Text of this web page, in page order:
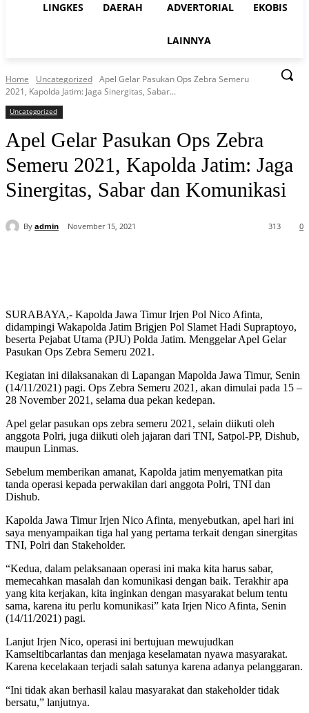
LINGKES DAERAH ADVERTORIAL EKOBIS
LAINNYA
Home Uncategorized Apel Gelar Pasukan Ops Zebra Semeru
2021, Kapolda Jatim: Jaga Sinergitas, Sabar...
Uncategorized
Apel Gelar Pasukan Ops Zebra
Semeru 2021, Kapolda Jatim: Jaga
Sinergitas, Sabar dan Komunikasi
By admin November 15, 2021 0
313
SURABAYA,- Kapolda Jawa Timur Irjen Pol Nico Afinta,
didampingi Wakapolda Jatim Brigjen Pol Slamet Hadi Supraptoyo,
beserta Pejabat Utama (PJU) Polda Jatim. Menggelar Apel Gelar
Pasukan Ops Zebra Semeru 2021.
Kegiatan ini dilaksanakan di Lapangan Mapolda Jawa Timur, Senin
(14/11/2021) pagi. Ops Zebra Semeru 2021, akan dimulai pada 15 –
28 November 2021, selama dua pekan kedepan.
Apel gelar pasukan ops zebra semeru 2021, selain diikuti oleh
anggota Polri, juga diikuti oleh jajaran dari TNI, Satpol-PP, Dishub,
maupun Linmas.
Sebelum memberikan amanat, Kapolda jatim menyematkan pita
tanda operasi kepada perwakilan dari anggota Polri, TNI dan
Dishub.
Kapolda Jawa Timur Irjen Nico Afinta, menyebutkan, apel hari ini
saya menyampaikan tiga hal yang pertama terkait dengan sinergitas
TNI, Polri dan Stakeholder.
“Kedua, dalam pelaksanaan operasi ini maka kita harus sabar,
memecahkan masalah dan komunikasi dengan baik. Terakhir apa
yang kita kerjakan, kita inginkan dengan masyarakat belum tentu
sama, karena itu perlu komunikasi” kata Irjen Nico Afinta, Senin
(14/11/2021) pagi.
Lanjut Irjen Nico, operasi ini bertujuan mewujudkan
Kamseltibcarlantas dan menjaga keselamatan nyawa masyarakat.
Karena kecelakaan terjadi salah satunya karena adanya pelanggaran.
“Ini tidak akan berhasil kalau masyarakat dan stakeholder tidak
bersatu,” lanjutnya.